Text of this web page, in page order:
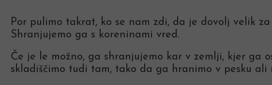
Por pulimo takrat, ko se nam zdi, da je dovolj velik
Shranjujemo ga s koreninami vred.
Če je le možno, ga shranjujemo kar v zemlji, kjer ga
skladiščimo tudi tam, tako da ga hranimo v pesku